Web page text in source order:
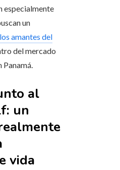
especialmente
un
amantes del
del mercado
al
un
vida